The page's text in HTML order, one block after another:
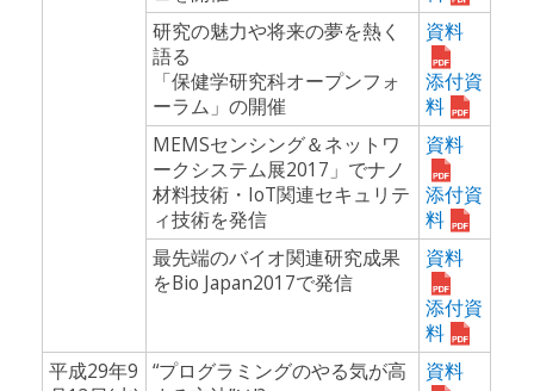
研究の魅力や将来の夢を熱く
語る
「保健学研究科オープンフォ
ーラム」の開催
資料
添付資
料
MEMSセンシング＆ネットワ
ークシステム展2017」でナノ
材料技術・IoT関連セキュリテ
ィ技術を発信
資料
添付資
料
最先端のバイオ関連研究成果
をBio Japan2017で発信
資料
添付資
料
平成29年9 “プログラミングのやる気が高
資料